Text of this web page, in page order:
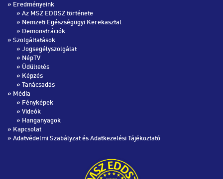
» Eredményeink
» Az MSZ EDDSZ története
» Nemzeti Egészségügyi Kerekasztal
» Demonstrációk
» Szolgáltatások
» Jogsegélyszolgálat
» NépTV
» Üdültetés
» Képzés
» Tanácsadás
» Média
» Fényképek
» Videók
» Hanganyagok
» Kapcsolat
» Adatvédelmi Szabályzat és Adatkezelési Tájékoztató